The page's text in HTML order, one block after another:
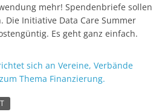
mehr! Spendenbriefe sollen
Die Initiative Data Care Summer
Es geht ganz einfach.